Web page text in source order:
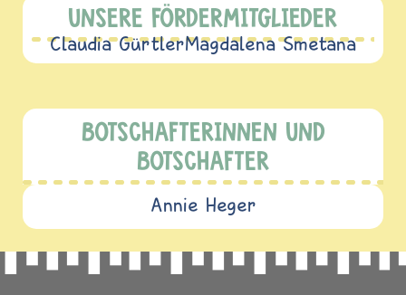
UNSERE FÖRDERMITGLIEDER
Claudia GürtlerMagdalena Smetana
BOTSCHAFTERINNEN UND
BOTSCHAFTER
Annie Heger